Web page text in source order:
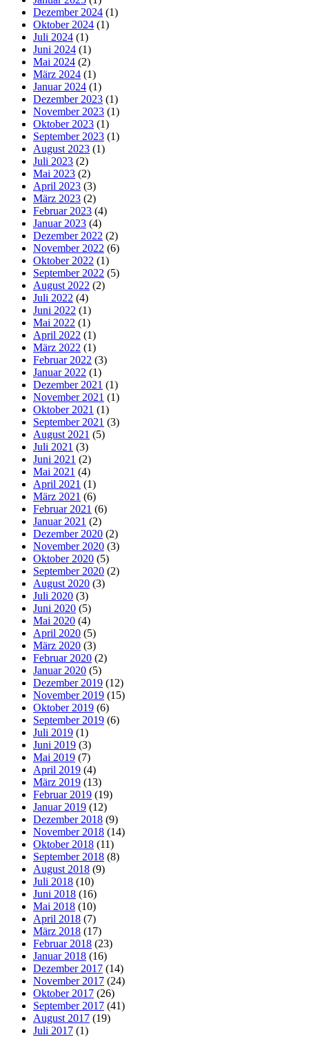
Dezember 2024 (1)
Oktober 2024 (1)
Juli 2024 (1)
Juni 2024 (1)
Mai 2024 (2)
März 2024 (1)
Januar 2024 (1)
Dezember 2023 (1)
November 2023 (1)
Oktober 2023 (1)
September 2023 (1)
August 2023 (1)
Juli 2023 (2)
Mai 2023 (2)
April 2023 (3)
März 2023 (2)
Februar 2023 (4)
Januar 2023 (4)
Dezember 2022 (2)
November 2022 (6)
Oktober 2022 (1)
September 2022 (5)
August 2022 (2)
Juli 2022 (4)
Juni 2022 (1)
Mai 2022 (1)
April 2022 (1)
März 2022 (1)
Februar 2022 (3)
Januar 2022 (1)
Dezember 2021 (1)
November 2021 (1)
Oktober 2021 (1)
September 2021 (3)
August 2021 (5)
Juli 2021 (3)
Juni 2021 (2)
Mai 2021 (4)
April 2021 (1)
März 2021 (6)
Februar 2021 (6)
Januar 2021 (2)
Dezember 2020 (2)
November 2020 (3)
Oktober 2020 (5)
September 2020 (2)
August 2020 (3)
Juli 2020 (3)
Juni 2020 (5)
Mai 2020 (4)
April 2020 (5)
März 2020 (3)
Februar 2020 (2)
Januar 2020 (5)
Dezember 2019 (12)
November 2019 (15)
Oktober 2019 (6)
September 2019 (6)
Juli 2019 (1)
Juni 2019 (3)
Mai 2019 (7)
April 2019 (4)
März 2019 (13)
Februar 2019 (19)
Januar 2019 (12)
Dezember 2018 (9)
November 2018 (14)
Oktober 2018 (11)
September 2018 (8)
August 2018 (9)
Juli 2018 (10)
Juni 2018 (16)
Mai 2018 (10)
April 2018 (7)
März 2018 (17)
Februar 2018 (23)
Januar 2018 (16)
Dezember 2017 (14)
November 2017 (24)
Oktober 2017 (26)
September 2017 (41)
August 2017 (19)
Juli 2017 (1)